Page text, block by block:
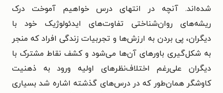
شده‌اند. آنچه در انتهای درس خواهیم آموخت درک
ریشه‌های روان‌شناختی تفاوت‌های ایدئولوژیک خود با
دیگران، پی بردن به ارزش‌ها و تجربیات زندگی افراد که منجر
به شکل‌گیری باورهای آن‌ها می‌شود وکشف نقاط مشترک با
دیگران علی‌رغم اختلاف‌نظرهای اولیه ورود به ذهنیت
کاوشگرهمان‌طور که در درس‌های گذشته اشاره شد بسیاری